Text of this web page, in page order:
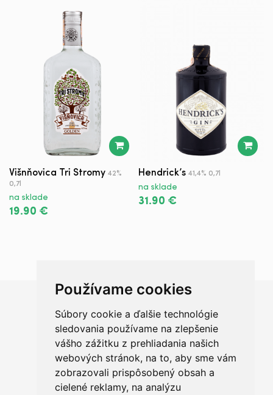
Používame cookies
Súbory cookie a ďalšie technológie
sledovania používame na zlepšenie
vášho zážitku z prehliadania našich
webových stránok, na to, aby sme vám
zobrazovali prispôsobený obsah a
cielené reklamy, na analýzu
Višnňovica Tri Stromy 42%
0,7l
na sklade
19.90 €
Hendrick’s 41,4% 0,7l
na sklade
31.90 €
Chceš sa radšej porozprávať?